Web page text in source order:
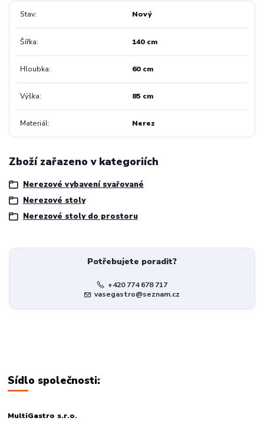
Stav Nový
Šířka 140 cm
Hloubka 60 cm
Výška 85 cm
Materiál Nerez
Zboží zařazeno v kategoriích
Nerezové vybavení svařované
Nerezové stoly
Nerezové stoly do prostoru
Potřebujete poradit?
+420 774 678 717
vasegastro@seznam.cz
Sídlo společnosti:
MultiGastro s.r.o.